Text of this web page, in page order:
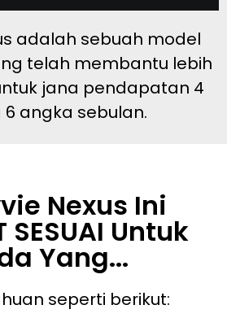
adalah sebuah model
telah membantu lebih
jana pendapatan 4
6 angka sebulan.
Nexus Ini
SESUAI Untuk
Yang...
seperti berikut: